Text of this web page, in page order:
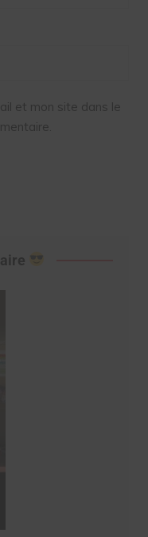
et mon site dans le